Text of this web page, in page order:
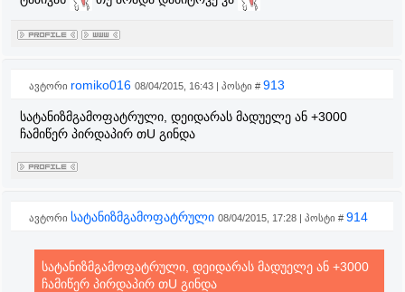
ავტორი romiko016 08/04/2015, 16:43 | პოსტი # 913
სატანიზმგამოფატრული, დეიდარას მადუელე ან +3000
ჩამიწერ პირდაპირ თU გინდა
ავტორი სატანიზმგამოფატრული 08/04/2015, 17:28 | პოსტი # 914
სატანიზმგამოფატრული, დეიდარას მადუელე ან +3000
ჩამიწერ პირდაპირ თU გინდა